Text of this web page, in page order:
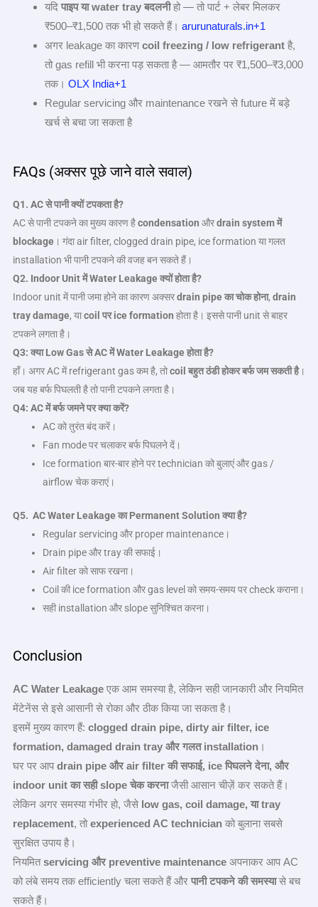
यदि पाइप या water tray बदलनीहो — तो पार्ट + लेबर मिलकर
₹500–₹1,500 तक भी हो सकते हैं। arurunaturals.in+1
अगर leakage का कारणcoil freezing / low refrigerantहै,
तो gas refill भी करना पड़ सकता है — आमतौर पर ₹1,500–₹3,000
तक। OLX India+1
Regular servicing और maintenance रखने से future में बड़े
खर्च से बचा जा सकता है
FAQs (अक्सर पूछे जाने वाले सवाल)
Q1. ACसे पानी क्यों टपकता है?
AC से पानी टपकने का मुख्य कारण हैcondensation औरdrain systemमें
blockage। गंदा air filter, clogged drain pipe, ice formation या गलत
installation भी पानी टपकने की वजह बन सकते हैं।
Q2. Indoor UnitमेंWater Leakageक्यों होता है?
Indoor unit में पानी जमा होने का कारण अक्सरdrain pipeका चोक होना, drain
tray damage, याcoil परice formation होता है। इससे पानी unit से बाहर
टपकने लगता है।
Q3: क्याLow GasसेACमेंWater Leakageहोता है?
हाँ। अगर AC में refrigerant gas कम है, तोcoil बहुत ठंडी होकर बर्फ जम सकती है।
जब यह बर्फ पिघलती है तो पानी टपकने लगता है।
Q4: ACमें बर्फ जमने पर क्या करें?
AC को तुरंत बंद करें।
Fan mode पर चलाकर बर्फ पिघलने दें।
Ice formation बार-बार होने पर technician को बुलाएं और gas /
airflow चेक कराएं।
Q5. AC Water LeakageकाPermanent Solution क्या है?
Regular servicing और proper maintenance।
Drain pipe और tray की सफाई।
Air filter को साफ रखना।
Coil की ice formation और gas level को समय-समय पर check कराना।
सही installation और slope सुनिश्चित करना।
Conclusion
AC Water Leakageएक आम समस्या है, लेकिन सही जानकारी और नियमित
मेंटेनेंस से इसे आसानी से रोका और ठीक किया जा सकता है।
इसमें मुख्य कारण हैं: clogged drain pipe, dirty air filter, ice
formation, damaged drain tray और गलत installation।
घर पर आपdrain pipe और air filter की सफाई, ice पिघलने देना, और
indoor unit का सही slope चेक करनाजैसी आसान चीज़ें कर सकते हैं।
लेकिन अगर समस्या गंभीर हो, जैसे low gas, coil damage, या tray
replacement, तोexperienced AC technicianको बुलाना सबसे
सुरक्षित उपाय है।
नियमितservicing और preventive maintenanceअपनाकर आप AC
को लंबे समय तक efficiently चला सकते हैं और पानी टपकने की समस्यासे बच
सकते हैं।